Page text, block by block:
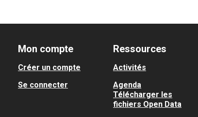
Mon compte
Créer un compte
Se connecter
Ressources
Activités
Agenda
Télécharger les
fichiers Open Data